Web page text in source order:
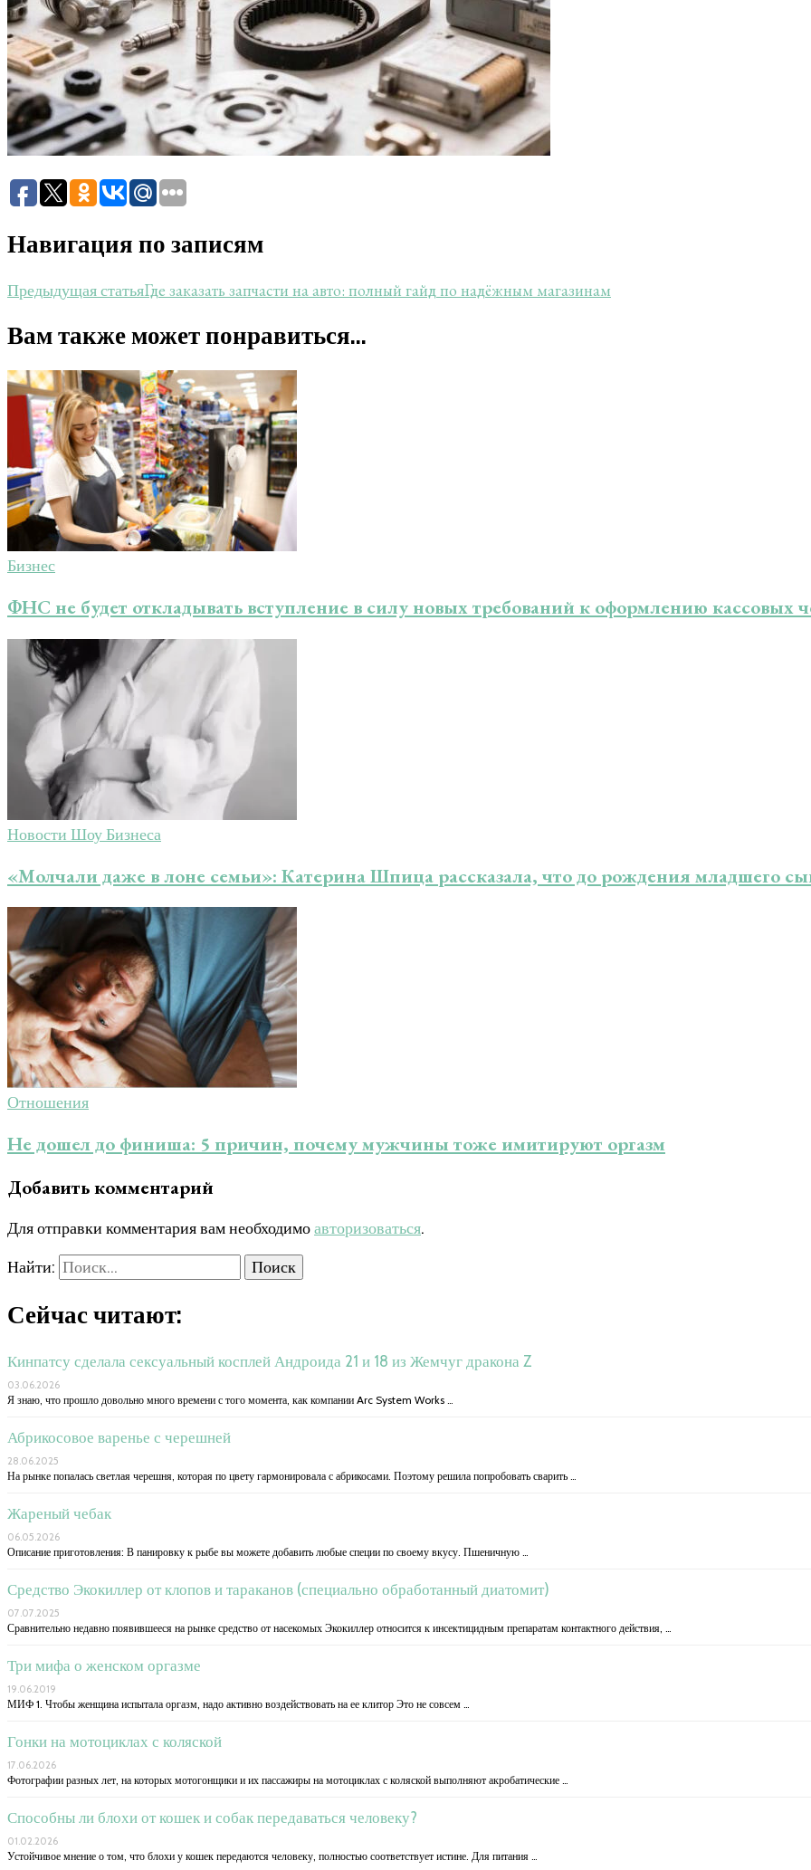
Навигация по записям
Предыдущая статьяГде заказать запчасти на авто: полный гайд по надёжным магазинам
Вам также может понравиться...
Бизнес
ФНС не будет откладывать вступление в силу новых требований к оформлению кассовых
Новости Шоу Бизнеса
«Молчали даже в лоне семьи»: Катерина Шпица рассказала, что до рождения младшего
Отношения
Не дошел до финиша: 5 причин, почему мужчины тоже имитируют оргазм
Добавить комментарий
Для отправки комментария вам необходимоавторизоваться.
Найти:
Сейчас читают:
Кинпатсу сделала сексуальный косплей Андроида 21 и 18 из Жемчуг дракона Z
03.06.2026
Я знаю, что прошло довольно много времени с того момента, как компании Arc System Works …
Абрикосовое варенье с черешней
28.06.2025
На рынке попалась светлая черешня, которая по цвету гармонировала с абрикосами. Поэтому решила попробовать сварить …
Жареный чебак
06.05.2026
Описание приготовления: В панировку к рыбе вы можете добавить любые специи по своему вкусу. Пшеничную …
Средство Экокиллер от клопов и тараканов (специально обработанный диатомит)
07.07.2025
Сравнительно недавно появившееся на рынке средство от насекомых Экокиллер относится к инсектицидным препаратам контактного действия, …
Три мифа о женском оргазме
19.06.2019
МИФ 1. Чтобы женщина испытала оргазм, надо активно воздействовать на ее клитор Это не совсем …
Гонки на мотоциклах с коляской
17.06.2026
Фотографии разных лет, на которых мотогонщики и их пассажиры на мотоциклах с коляской выполняют акробатические …
Способны ли блохи от кошек и собак передаваться человеку?
01.02.2026
Устойчивое мнение о том, что блохи у кошек передаются человеку, полностью соответствует истине. Для питания …